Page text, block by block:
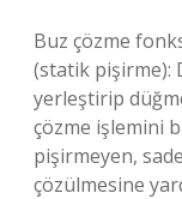
Buz çözme
(statik pişirme):
yerleştirip
çözme işlemini
pişirmeyen,
çözülmesine